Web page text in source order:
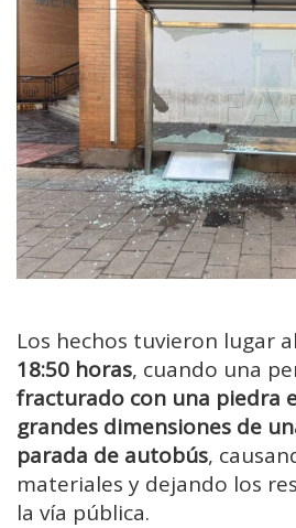
Los hechos tuvieron lugar
18:50 horas, cuando una
fracturado con una piedra
grandes dimensiones de
parada de autobús,
materiales y dejando los
la vía pública.